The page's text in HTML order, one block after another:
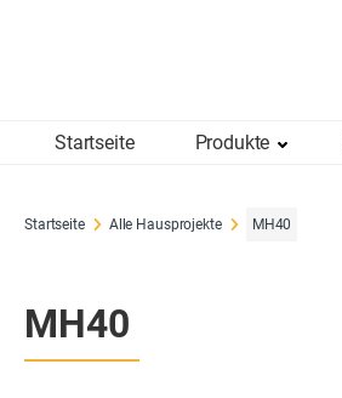
Startseite Produkte
Startseite Alle Hausprojekte MH40
MH40